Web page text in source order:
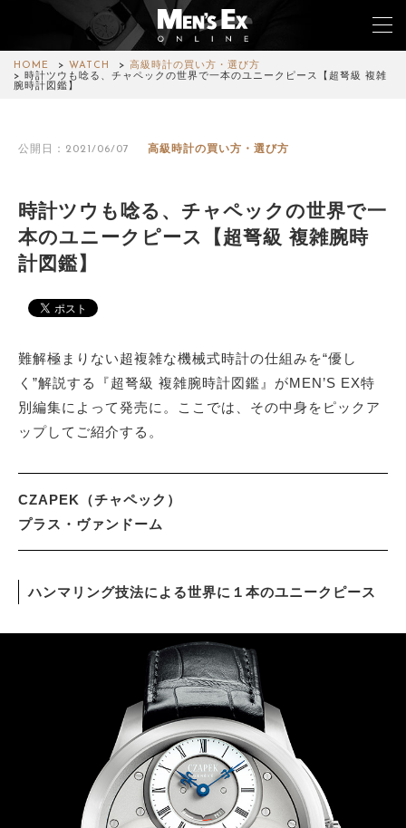
HOME WATCH
高級時計の買い方・選び方
時計ツウも唸る、チャペックの世界で一本のユニークピース【超弩級 複雑
腕時計図鑑】
公開日：2021/06/07 高級時計の買い方・選び方
時計ツウも唸る、チャペックの世界で一
本のユニークピース【超弩級 複雑腕時
計図鑑】
難解極まりない超複雑な機械式時計の仕組みを“優し
く”解説する『超弩級 複雑腕時計図鑑』がMEN’S EX特
別編集によって発売に。ここでは、その中身をピックア
ップしてご紹介する。
CZAPEK（チャペック）
プラス・ヴァンドーム
ハンマリング技法による世界に１本のユニークピース
FASHION
WATCH
CAR&BIKE
COLUMN
MAGAZINE
ABOUT SITE